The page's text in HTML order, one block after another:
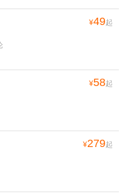
¥49起
¥58起
¥279起